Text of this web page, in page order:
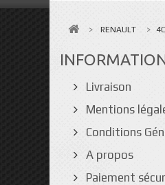
> RENAULT >
Livraison
Mentions
Conditions
A propos
Paiement